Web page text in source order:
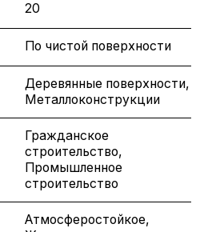
20
По чистой поверхности
Деревянные поверхности,
Металлоконструкции
Гражданское
строительство,
Промышленное
строительство
Атмосферостойкое,